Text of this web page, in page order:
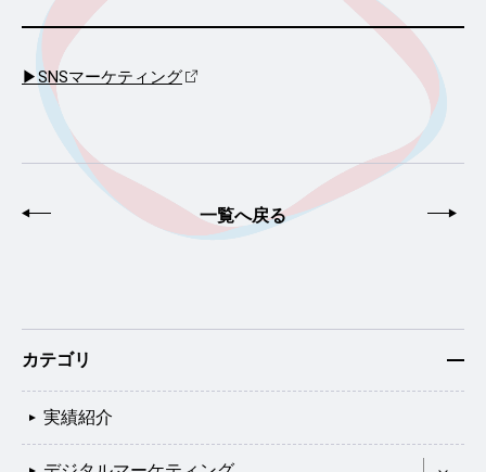
▶SNSマーケティング
一覧へ戻る
カテゴリ
実績紹介